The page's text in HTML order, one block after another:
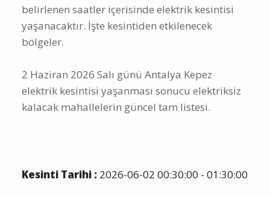
belirlenen saatler içerisinde elektrik kesintisi
yaşanacaktır. İşte kesintiden etkilenecek
bölgeler.
2 Haziran 2026 Salı günü Antalya Kepez
elektrik kesintisi yaşanması sonucu elektriksiz
kalacak mahallelerin güncel tam listesi.
Kesinti Tarihi : 2026-06-02 00:30:00 - 01:30:00